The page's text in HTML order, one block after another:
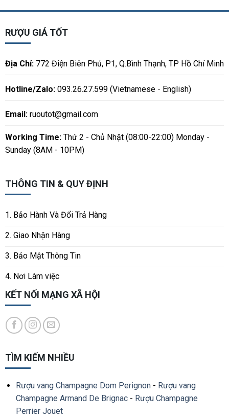
RƯỢU GIÁ TỐT
Địa Chỉ:772 Điện Biên Phủ, P1, Q.Bình Thạnh, TP Hồ Chí Minh
Hotline/Zalo:093.26.27.599 (Vietnamese - English)
Email: ruoutot@gmail.com
Working Time:Thứ 2 - Chủ Nhật (08:00-22:00) Monday -
Sunday (8AM - 10PM)
THÔNG TIN & QUY ĐỊNH
1. Bảo Hành Và Đổi Trả Hàng
2. Giao Nhận Hàng
3. Bảo Mật Thông Tin
4. Nơi Làm việc
KẾT NỐI MẠNG XÃ HỘI
TÌM KIẾM NHIỀU
Rượu vang Champagne Dom Perignon- Rượu vang
Champagne Armand De Brignac- Rượu Champagne
Perrier Jouet